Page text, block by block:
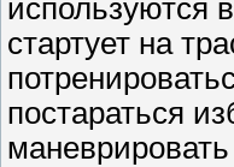
используются
стартует на
постараться